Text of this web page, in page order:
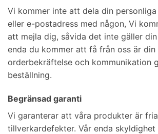
Vi kommer inte att dela din
eller e-postadress med någon, Vi
att mejla dig, såvida det inte gäller
enda du kommer att få från oss är din
orderbekräftelse och kommunikation
beställning.
Begränsad garanti
Vi garanterar att våra produkter är
tillverkardefekter. Vår enda